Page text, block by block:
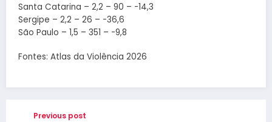
Santa Catarina – 2,2 – 90 – -14,3
Sergipe – 2,2 – 26 – -36,6
São Paulo – 1,5 – 351 – -9,8
Fontes: Atlas da Violência 2026
Previous post